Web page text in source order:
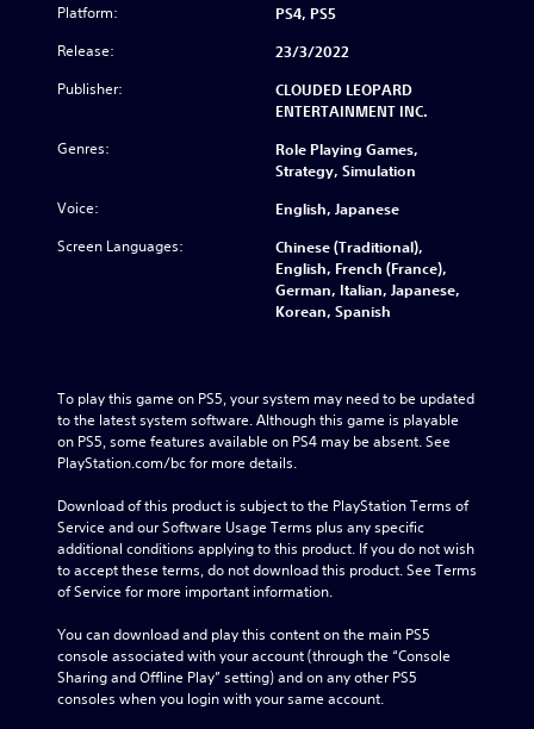
Platform: PS4, PS5
Release: 23/3/2022
Publisher:
CLOUDED LEOPARD
ENTERTAINMENT INC.
Genres:
Role Playing Games,
Strategy, Simulation
Voice: English, Japanese
Screen Languages:
Chinese (Traditional),
English, French (France),
German, Italian, Japanese,
Korean, Spanish
To play this game on PS5, your system may need to be updated
to the latest system software. Although this game is playable
on PS5, some features available on PS4 may be absent. See
PlayStation.com/bc for more details.
Download of this product is subject to the PlayStation Terms of
Service and our Software Usage Terms plus any specific
additional conditions applying to this product. If you do not wish
to accept these terms, do not download this product. See Terms
of Service for more important information.
You can download and play this content on the main PS5
console associated with your account (through the “Console
Sharing and Offline Play” setting) and on any other PS5
consoles when you login with your same account.